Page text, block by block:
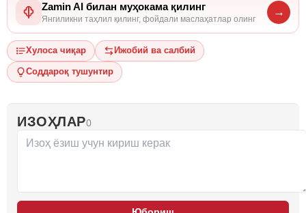
Zamin AI билан муҳокама қилинг
Янгиликни таҳлил қилинг, фойдали маслаҳатлар олинг
→
Хулоса чиқар Ижобий ва салбий
Соддароқ тушунтир
ИЗОҲЛАР0